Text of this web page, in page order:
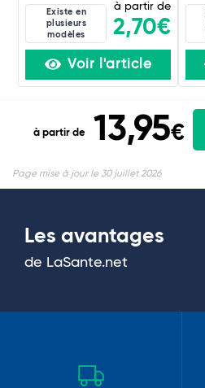
Existe en
plusieurs
modèles
à partir de
2,70€
Voir l'article
à partir de 13,95€
Page mise à jour le 30 juillet 2026
Les avantages
de LaSante.net